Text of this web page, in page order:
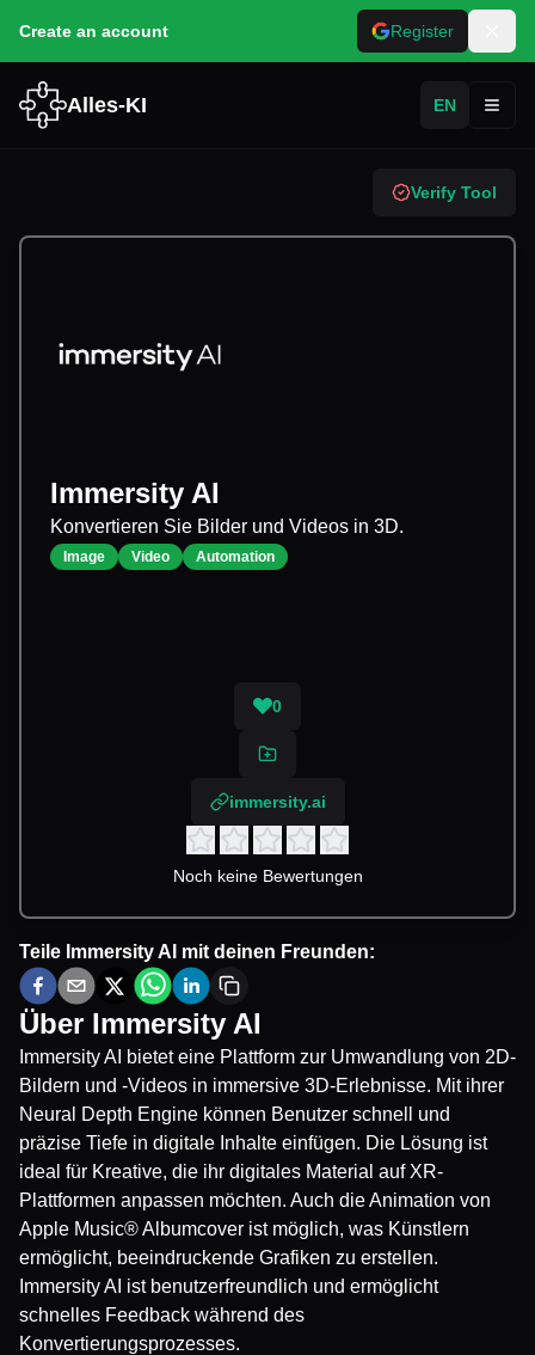
Create an account Register
Alles-KI EN
Verify Tool
Immersity AI
Konvertieren Sie Bilder und Videos in 3D.
Image Video Automation
0
immersity.ai
Noch keine Bewertungen
Teile Immersity AI mit deinen Freunden:
Über Immersity AI
Immersity AI bietet eine Plattform zur Umwandlung von 2D-
Bildern und -Videos in immersive 3D-Erlebnisse. Mit ihrer
Neural Depth Engine können Benutzer schnell und
präzise Tiefe in digitale Inhalte einfügen. Die Lösung ist
ideal für Kreative, die ihr digitales Material auf XR-
Plattformen anpassen möchten. Auch die Animation von
Apple Music® Albumcover ist möglich, was Künstlern
ermöglicht, beeindruckende Grafiken zu erstellen.
Immersity AI ist benutzerfreundlich und ermöglicht
schnelles Feedback während des
Konvertierungsprozesses.